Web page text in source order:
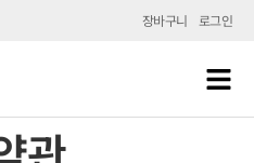
장바구니 로그인